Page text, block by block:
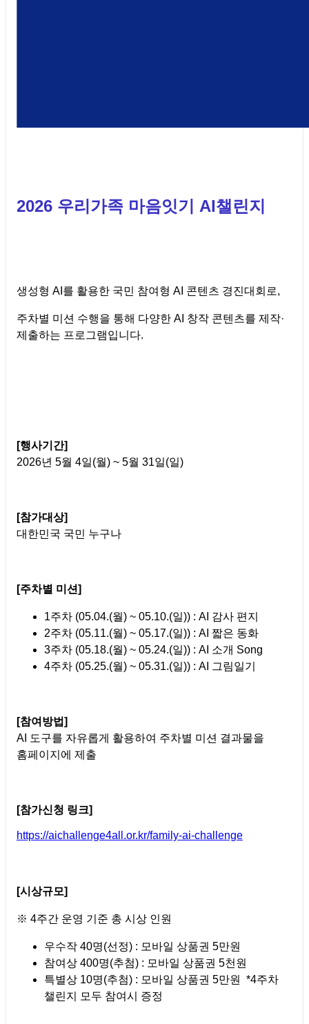
2026 우리가족 마음잇기 AI챌린지
생성형 AI를 활용한 국민 참여형 AI 콘텐츠 경진대회로,
주차별 미션 수행을 통해 다양한 AI 창작 콘텐츠를 제작·
제출하는 프로그램입니다.
[행사기간]
2026년 5월 4일(월) ~ 5월 31일(일)
[참가대상]
대한민국 국민 누구나
[주차별 미션]
1주차 (05.04.(월) ~ 05.10.(일)) : AI 감사 편지
2주차 (05.11.(월) ~ 05.17.(일)) : AI 짧은 동화
3주차 (05.18.(월) ~ 05.24.(일)) : AI 소개 Song
4주차 (05.25.(월) ~ 05.31.(일)) : AI 그림일기
[참여방법]
AI 도구를 자유롭게 활용하여 주차별 미션 결과물을
홈페이지에 제출
[참가신청 링크]
https://aichallenge4all.or.kr/family-ai-challenge
[시상규모]
※ 4주간 운영 기준 총 시상 인원
우수작 40명(선정) : 모바일 상품권 5만원
참여상 400명(추첨) : 모바일 상품권 5천원
특별상 10명(추첨) : 모바일 상품권 5만원 *4주차
챌린지 모두 참여시 증정